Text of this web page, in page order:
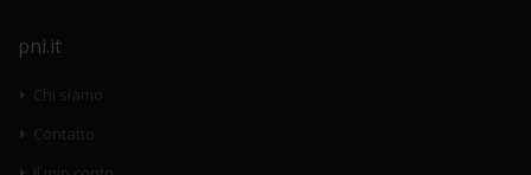
pni.it
Chi siamo
Contatto